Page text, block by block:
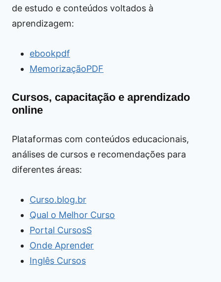
de estudo e conteúdos voltados à
aprendizagem:
ebookpdf
MemorizaçãoPDF
Cursos, capacitação e aprendizado
online
Plataformas com conteúdos educacionais,
análises de cursos e recomendações para
diferentes áreas:
Curso.blog.br
Qual o Melhor Curso
Portal CursosS
Onde Aprender
Inglês Cursos